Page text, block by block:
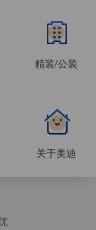
精装/公装
关于美迪